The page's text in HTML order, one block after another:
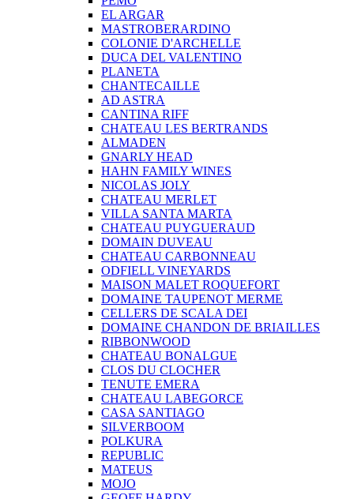
EL ARGAR
MASTROBERARDINO
COLONIE D'ARCHELLE
DUCA DEL VALENTINO
PLANETA
CHANTECAILLE
AD ASTRA
CANTINA RIFF
CHATEAU LES BERTRANDS
ALMADEN
GNARLY HEAD
HAHN FAMILY WINES
NICOLAS JOLY
CHATEAU MERLET
VILLA SANTA MARTA
CHATEAU PUYGUERAUD
DOMAIN DUVEAU
CHATEAU CARBONNEAU
ODFIELL VINEYARDS
MAISON MALET ROQUEFORT
DOMAINE TAUPENOT MERME
CELLERS DE SCALA DEI
DOMAINE CHANDON DE BRIAILLES
RIBBONWOOD
CHATEAU BONALGUE
CLOS DU CLOCHER
TENUTE EMERA
CHATEAU LABEGORCE
CASA SANTIAGO
SILVERBOOM
POLKURA
REPUBLIC
MATEUS
MOJO